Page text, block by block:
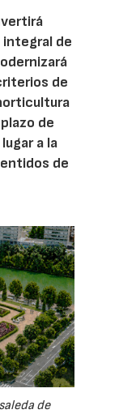
de
de
de
a la
de
de